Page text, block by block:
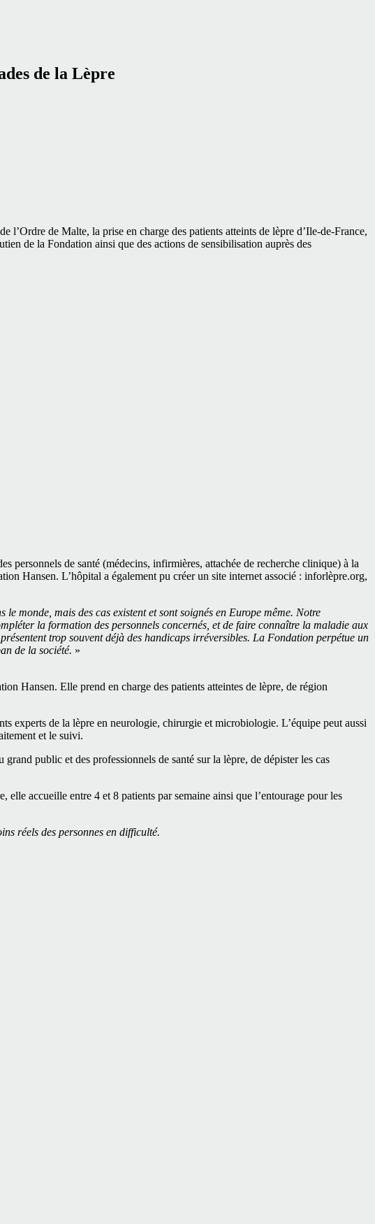
de la Lèpre
de Malte, la prise en charge des patients atteints de lèpre d’Ile-de-France,
de la Fondation ainsi que des actions de sensibilisation auprès des
personnels de santé (médecins, infirmières, attachée de recherche clinique) à la
Hansen. L’hôpital a également pu créer un site internet associé : inforlèpre.org,
monde, mais des cas existent et sont soignés en Europe même. Notre
la formation des personnels concernés, et de faire connaître la maladie aux
trop souvent déjà des handicaps irréversibles. La Fondation perpétue un
de la société. »
Hansen. Elle prend en charge des patients atteintes de lèpre, de région
experts de la lèpre en neurologie, chirurgie et microbiologie. L’équipe peut aussi
et le suivi.
public et des professionnels de santé sur la lèpre, de dépister les cas
accueille entre 4 et 8 patients par semaine ainsi que l’entourage pour les
réels des personnes en difficulté.